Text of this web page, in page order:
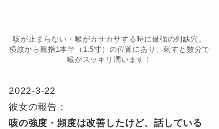
咳が止まらない・喉がカサカサする時に最強の列缺穴。
横紋から親指1本半（1.5寸）の位置にあり、刺すと数分で
喉がスッキリ潤います！
2022-3-22
彼女の報告：
咳の強度・頻度は改善したけど、話している